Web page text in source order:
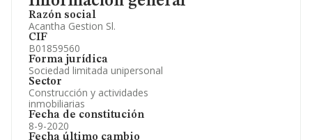
Razón social
Acantha Gestion Sl.
CIF
B01859560
Forma jurídica
Sociedad limitada unipersonal
Sector
Construcción y actividades
inmobiliarias
Fecha de constitución
8-9-2020
Fecha último cambio